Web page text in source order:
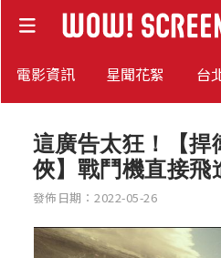
電影資訊 星聞花絮 台
這廣告太狂！【捍
俠】戰鬥機直接飛
發佈日期：2022-05-26